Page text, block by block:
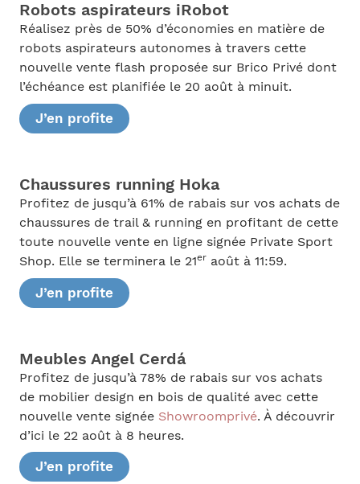
Robots aspirateurs iRobot
Réalisez près de 50% d’économies en matière de
robots aspirateurs autonomes à travers cette
nouvelle vente flash proposée sur Brico Privé dont
l’échéance est planifiée le 20 août à minuit.
J’en profite
Chaussures running Hoka
Profitez de jusqu’à 61% de rabais sur vos achats de
chaussures de trail & running en profitant de cette
toute nouvelle vente en ligne signée Private Sport
Shop. Elle se terminera le 21eraoût à 11:59.
J’en profite
Meubles Angel Cerdá
Profitez de jusqu’à 78% de rabais sur vos achats
de mobilier design en bois de qualité avec cette
nouvelle vente signée Showroomprivé. À découvrir
d’ici le 22 août à 8 heures.
J’en profite